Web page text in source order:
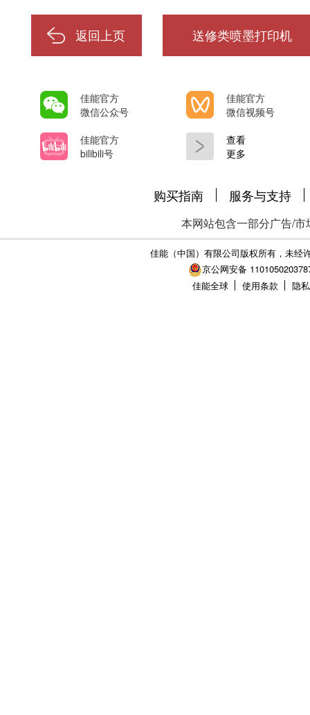
返回上页 送修类喷墨打印机
佳能官方
微信公众号
佳能官方
微信视频号
佳能官方
bilibili号
查看
更多
购买指南 服务与支持
本网站包含一部分广告/
佳能（中国）有限公司版权所有，未经
京公网安备
佳能全球
使用条款 隐